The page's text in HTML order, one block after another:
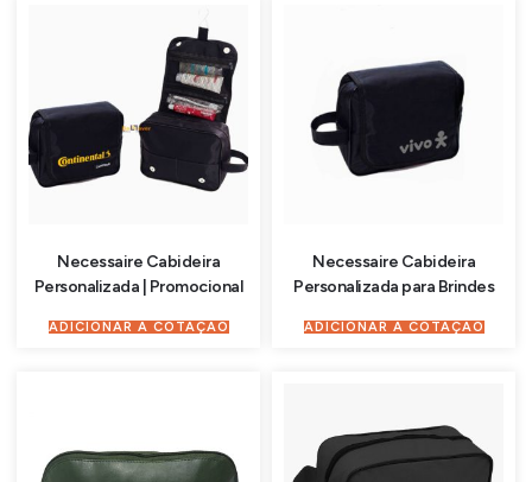
Necessaire Cabideira
Personalizada | Promocional
ADICIONAR À COTAÇÃO
Necessaire Cabideira
Personalizada para Brindes
ADICIONAR À COTAÇÃO